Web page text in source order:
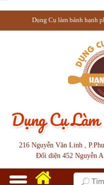
Dụng Cụ làm bánh hạnh phát
216 Nguyễn Văn Linh ,
Đối diện 452 Nguyễn